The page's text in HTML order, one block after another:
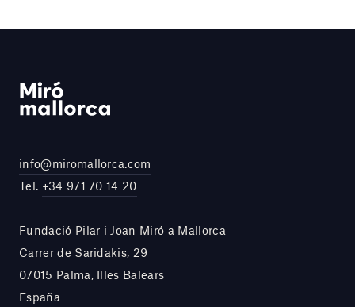
info@miromallorca.com
Tel. +34 971 70 14 20
Fundació Pilar i Joan Miró a Mallorca
Carrer de Saridakis, 29
07015 Palma, Illes Balears
España